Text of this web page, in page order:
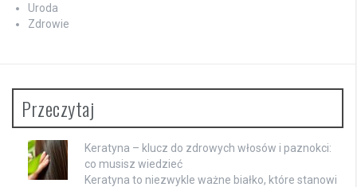
Uroda
Zdrowie
Przeczytaj
Keratyna – klucz do zdrowych włosów i paznokci:
co musisz wiedzieć
Keratyna to niezwykle ważne białko, które stanowi